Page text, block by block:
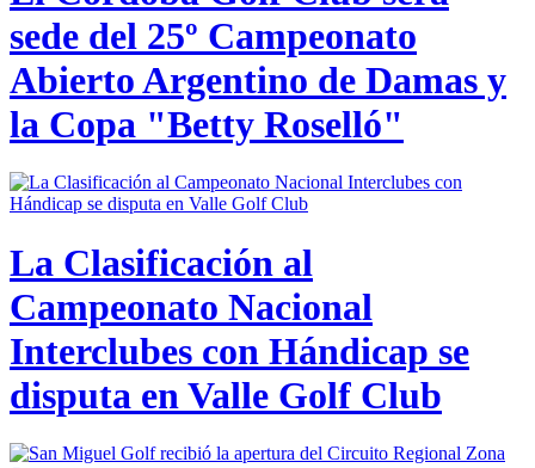
sede del 25º Campeonato
Abierto Argentino de Damas y
la Copa "Betty Roselló"
La Clasificación al
Campeonato Nacional
Interclubes con Hándicap se
disputa en Valle Golf Club